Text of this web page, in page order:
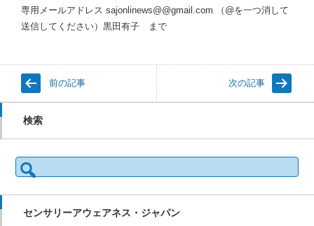
専用メールアドレス sajonlinews@@gmail.com （@を一つ消して
送信してください）黒田有子 まで
前の記事 次の記事
検索
検
索:
センサリーアウェアネス・ジャパン